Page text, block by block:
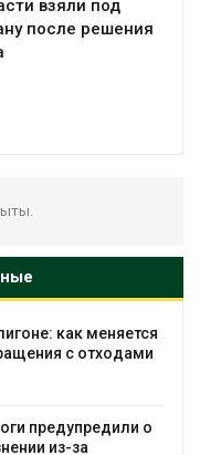
взяли под
после решения
ускорить
мусорных объектов и
площадок
вновь ограничивает